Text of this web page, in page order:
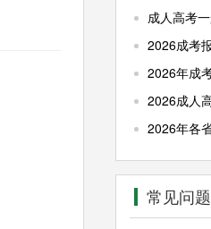
成人高考
2026成考
2026年成
2026成人
2026年各
常见问题